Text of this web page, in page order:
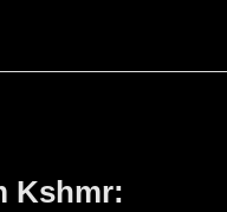
Kshmr: